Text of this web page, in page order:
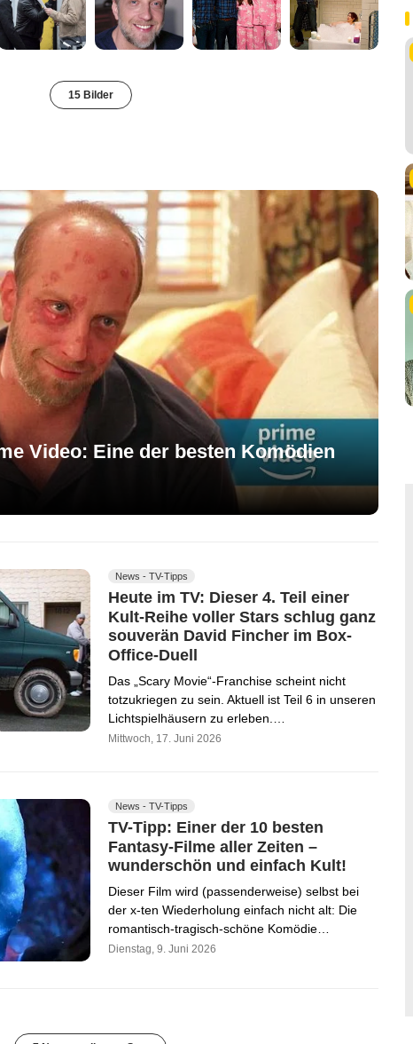
15 Bilder
Video: Eine der besten Komödien
News - TV-Tipps
Heute im TV: Dieser 4. Teil einer
Kult-Reihe voller Stars schlug ganz
souverän David Fincher im Box-
Office-Duell
Das „Scary Movie“-Franchise scheint nicht
totzukriegen zu sein. Aktuell ist Teil 6 in unseren
Lichtspielhäusern zu erleben.…
Mittwoch, 17. Juni 2026
News - TV-Tipps
TV-Tipp: Einer der 10 besten
Fantasy-Filme aller Zeiten –
wunderschön und einfach Kult!
Dieser Film wird (passenderweise) selbst bei
der x-ten Wiederholung einfach nicht alt: Die
romantisch-tragisch-schöne Komödie…
Dienstag, 9. Juni 2026